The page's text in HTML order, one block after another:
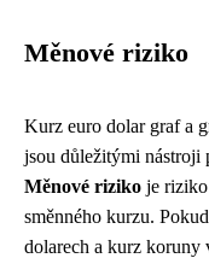
Měnové riziko
Kurz euro dolar graf a
jsou důležitými nástroji
Měnové riziko je
směnného kurzu.
dolarech a kurz koruny